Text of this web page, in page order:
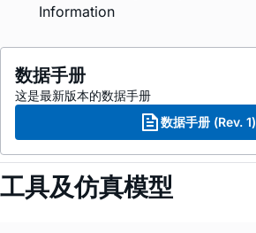
Information
数据手册
这是最新版本的数据手册
数据手册 (Rev. 1)
工具及仿真模型